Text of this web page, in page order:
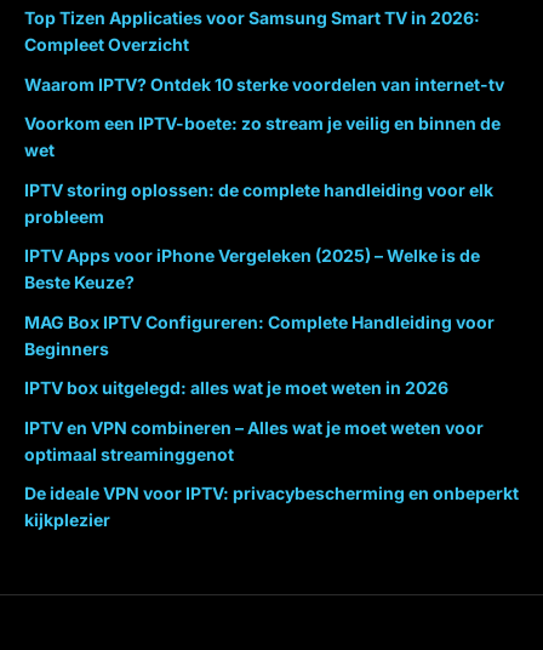
Top Tizen Applicaties voor Samsung Smart TV in 2026:
Compleet Overzicht
Waarom IPTV? Ontdek 10 sterke voordelen van internet-tv
Voorkom een IPTV-boete: zo stream je veilig en binnen de
wet
IPTV storing oplossen: de complete handleiding voor elk
probleem
IPTV Apps voor iPhone Vergeleken (2025) – Welke is de
Beste Keuze?
MAG Box IPTV Configureren: Complete Handleiding voor
Beginners
IPTV box uitgelegd: alles wat je moet weten in 2026
IPTV en VPN combineren – Alles wat je moet weten voor
optimaal streaminggenot
De ideale VPN voor IPTV: privacybescherming en onbeperkt
kijkplezier